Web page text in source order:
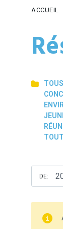
ACCUEIL
TOUS
DE: